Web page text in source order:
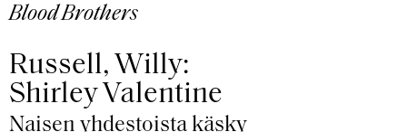
Blood Brothers
Russell, Willy:
Shirley Valentine
Naisen yhdestoista käsky